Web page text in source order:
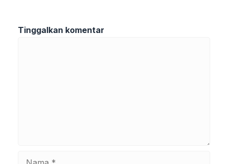
Tinggalkan komentar